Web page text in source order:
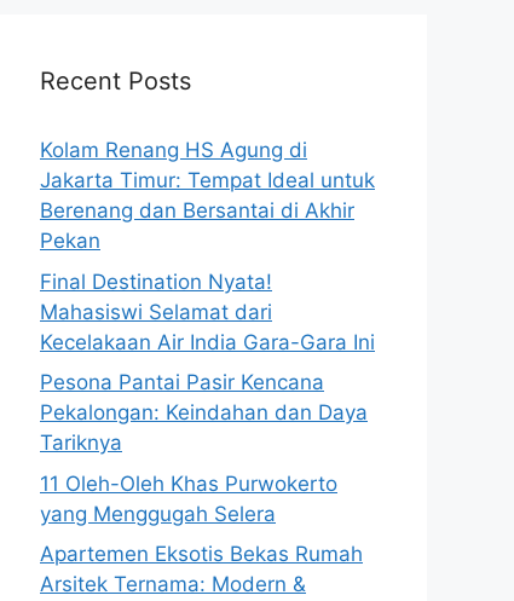
Recent Posts
Kolam Renang HS Agung di
Jakarta Timur: Tempat Ideal untuk
Berenang dan Bersantai di Akhir
Pekan
Final Destination Nyata!
Mahasiswi Selamat dari
Kecelakaan Air India Gara-Gara Ini
Pesona Pantai Pasir Kencana
Pekalongan: Keindahan dan Daya
Tariknya
11 Oleh-Oleh Khas Purwokerto
yang Menggugah Selera
Apartemen Eksotis Bekas Rumah
Arsitek Ternama: Modern &